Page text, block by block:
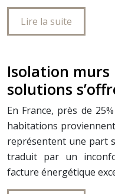
Lire la suite
Isolation murs
solutions
En France, près de
habitations
représentent une part
traduit par un
facture énergétique